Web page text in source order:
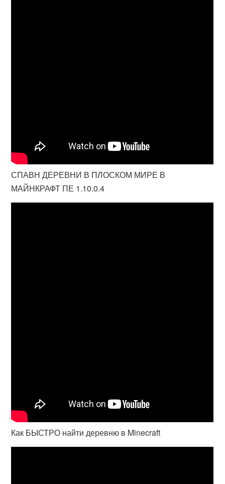
СПАВН ДЕРЕВНИ В ПЛОСКОМ МИРЕ В
МАЙНКРАФТ ПЕ 1.10.0.4
Как БЫСТРО найти деревню в Minecraft